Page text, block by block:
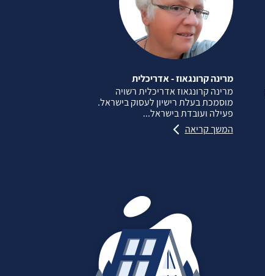
מרינה קרונגאוז - אדריכלית
מרינה קרונגאוז אדריכלית רשויה
מוסמכת בעלת רישיון לעסוק בישראל.
פעילה ועובדת בישראל...
המשך קריאה